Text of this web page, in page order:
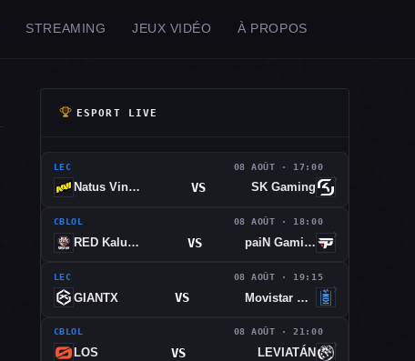
STREAMING JEUX VIDÉO À PROPOS
ESPORT LIVE
LEC 08 AOÛT · 17:00
Natus Vincere VS SK Gaming
CBLOL 08 AOÛT · 18:00
RED Kalunga VS paiN Gaming
LEC 08 AOÛT · 19:15
GIANTX VS Movistar KOI
CBLOL 08 AOÛT · 21:00
LOS VS LEVIATÁN